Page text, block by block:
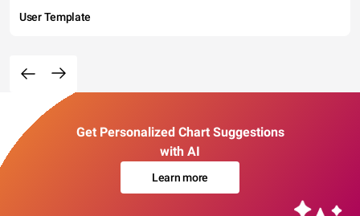
User Template
Get Personalized Chart Suggestions
with AI
Learn more